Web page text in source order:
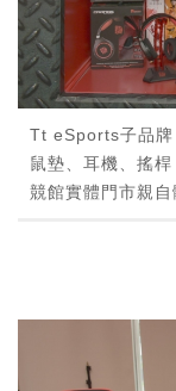
Tt eSports子品牌
鼠墊、耳機、搖
競館實體門市親